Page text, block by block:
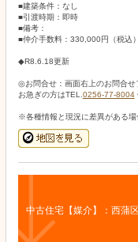
■建築条件：なし
■引渡時期：即時
■備考：
■仲介手数料：330,000円（税込）
◆R8.6.18更新
◎お問合せ：画面右上のお問合せ
お急ぎの方はTEL. 0256-77-8004
※各種情報と現況に差異がある場
中古住宅【媒介】：西蒲